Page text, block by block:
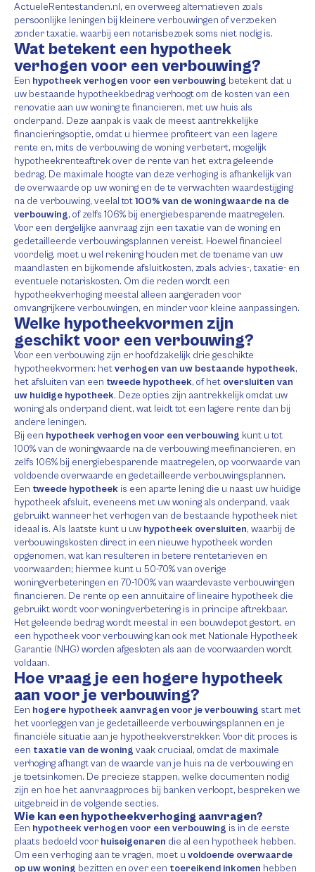
ActueleRentestanden.nl, en overweeg alternatieven zoals
persoonlijke leningen bij kleinere verbouwingen of verzoeken
zonder taxatie, waarbij een notarisbezoek soms niet nodig is.
Wat betekent een hypotheek
verhogen voor een verbouwing?
Een hypotheek verhogen voor een verbouwing betekent dat u
uw bestaande hypotheekbedrag verhoogt om de kosten van een
renovatie aan uw woning te financieren, met uw huis als
onderpand. Deze aanpak is vaak de meest aantrekkelijke
financieringsoptie, omdat u hiermee profiteert van een lagere
rente en, mits de verbouwing de woning verbetert, mogelijk
hypotheekrenteaftrek over de rente van het extra geleende
bedrag. De maximale hoogte van deze verhoging is afhankelijk van
de overwaarde op uw woning en de te verwachten waardestijging
na de verbouwing, veelal tot100% van de woningwaarde na de
verbouwing, of zelfs 106% bij energiebesparende maatregelen.
Voor een dergelijke aanvraag zijn een taxatie van de woning en
gedetailleerde verbouwingsplannen vereist. Hoewel financieel
voordelig, moet u wel rekening houden met de toename van uw
maandlasten en bijkomende afsluitkosten, zoals advies-, taxatie- en
eventuele notariskosten. Om die reden wordt een
hypotheekverhoging meestal alleen aangeraden voor
omvangrijkere verbouwingen, en minder voor kleine aanpassingen.
Welke hypotheekvormen zijn
geschikt voor een verbouwing?
Voor een verbouwing zijn er hoofdzakelijk drie geschikte
hypotheekvormen: hetverhogen van uw bestaande hypotheek,
het afsluiten van een tweede hypotheek, of het oversluiten van
uw huidige hypotheek. Deze opties zijn aantrekkelijk omdat uw
woning als onderpand dient, wat leidt tot een lagere rente dan bij
andere leningen.
Bij een hypotheek verhogen voor een verbouwing kunt u tot
100% van de woningwaarde na de verbouwing meefinancieren, en
zelfs 106% bij energiebesparende maatregelen, op voorwaarde van
voldoende overwaarde en gedetailleerde verbouwingsplannen.
Een tweede hypotheek is een aparte lening die u naast uw huidige
hypotheek afsluit, eveneens met uw woning als onderpand, vaak
gebruikt wanneer het verhogen van de bestaande hypotheek niet
ideaal is. Als laatste kunt u uw hypotheek oversluiten, waarbij de
verbouwingskosten direct in een nieuwe hypotheek worden
opgenomen, wat kan resulteren in betere rentetarieven en
voorwaarden; hiermee kunt u 50-70% van overige
woningverbeteringen en 70-100% van waardevaste verbouwingen
financieren. De rente op een annuïtaire of lineaire hypotheek die
gebruikt wordt voor woningverbetering is in principe aftrekbaar.
Het geleende bedrag wordt meestal in een bouwdepot gestort, en
een hypotheek voor verbouwing kan ook met Nationale Hypotheek
Garantie (NHG) worden afgesloten als aan de voorwaarden wordt
voldaan.
Hoe vraag je een hogere hypotheek
aan voor je verbouwing?
Een hogere hypotheek aanvragen voor je verbouwing start met
het voorleggen van je gedetailleerde verbouwingsplannen en je
financiële situatie aan je hypotheekverstrekker. Voor dit proces is
een taxatie van de woning vaak cruciaal, omdat de maximale
verhoging afhangt van de waarde van je huis na de verbouwing en
je toetsinkomen. De precieze stappen, welke documenten nodig
zijn en hoe het aanvraagproces bij banken verloopt, bespreken we
uitgebreid in de volgende secties.
Wie kan een hypotheekverhoging aanvragen?
Een hypotheek verhogen voor een verbouwing is in de eerste
plaats bedoeld voor huiseigenaren die al een hypotheek hebben.
Om een verhoging aan te vragen, moet u voldoende overwaarde
op uw woning bezitten en over een toereikend inkomen hebben